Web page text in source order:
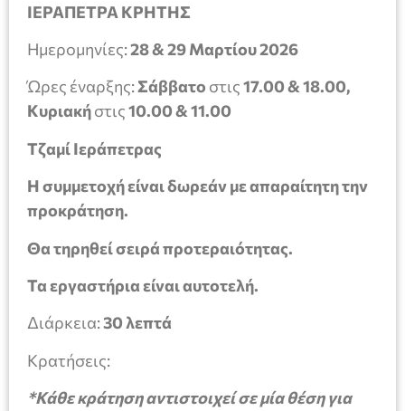
ΙΕΡΑΠΕΤΡΑ ΚΡΗΤΗΣ
Ημερομηνίες:28 & 29 Μαρτίου 2026
Ώρες έναρξης:Σάββατο στις17.00 & 18.00,
Κυριακήστις10.00 & 11.00
Τζαμί Ιεράπετρας
Η συμμετοχή είναι δωρεάν με απαραίτητη την
προκράτηση.
Θα τηρηθεί σειρά προτεραιότητας.
Τα εργαστήρια είναι αυτοτελή.
Διάρκεια:30 λεπτά
Κρατήσεις:
*Κάθε κράτηση αντιστοιχεί σε μία θέση για